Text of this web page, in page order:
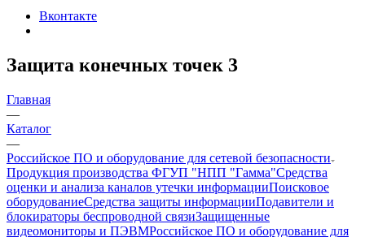
Вконтакте
Защита конечных точек 3
Главная
—
Каталог
—
Российское ПО и оборудование для сетевой безопасности
Продукция производства ФГУП "НПП "Гамма"Средства
оценки и анализа каналов утечки информацииПоисковое
оборудованиеСредства защиты информацииПодавители и
блокираторы беспроводной связиЗащищенные
видеомониторы и ПЭВМРоссийское ПО и оборудование для